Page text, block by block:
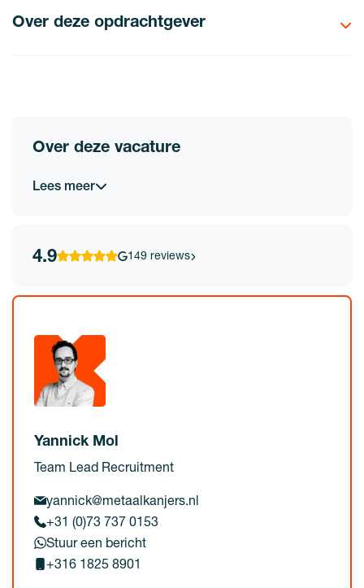
Over deze opdrachtgever
Over deze vacature
Lees meer
4.9 149 reviews
Yannick Mol
Team Lead Recruitment
yannick@metaalkanjers.nl
+31 (0)73 737 0153
Stuur een bericht
+316 1825 8901